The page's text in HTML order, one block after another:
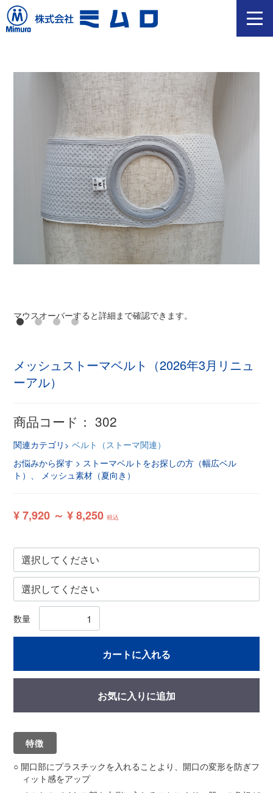
マウスオーバーすると詳細まで確認できます。
メッシュストーマベルト（2026年3月リニュ
ーアル）
商品コード： 302
関連カテゴリ
ベルト（ストーマ関連）
ストーマベルトをお探しの方（幅広ベル
ト）
メッシュ素材（夏向き）
¥ 7,920 ～ ¥ 8,250 税込
数量
カートに入れる
お気に入りに追加
特徴
開口部にプラスチックを入れることより、開口の変形を防ぎフ
ィット感をアップ